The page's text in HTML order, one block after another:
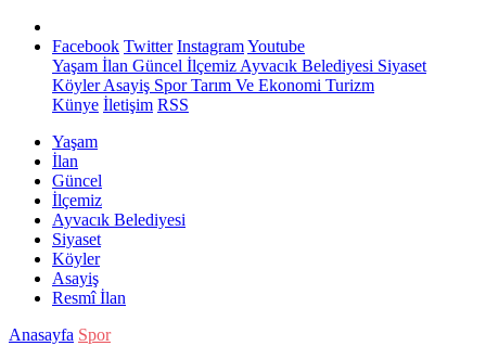
Facebook Twitter InstagramYoutube
Yaşam İlan Güncel İlçemiz Ayvacık Belediyesi Siyaset
KöylerAsayiş SporTarım Ve Ekonomi Turizm
Künye İletişim RSS
Yaşam
İlan
Güncel
İlçemiz
Ayvacık Belediyesi
Siyaset
Köyler
Asayiş
Resmî İlan
Anasayfa Spor